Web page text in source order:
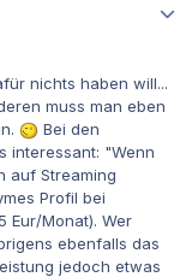
nichts haben will...
muss man eben
Bei den
interessant: "Wenn
auf Streaming
Profil bei
Eur/Monat). Wer
ebenfalls das
jedoch etwas